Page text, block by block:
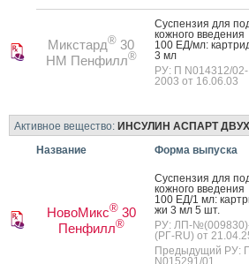
Микстард® 30
НМ Пенфилл®
Сус­пензия для
кожно­го вве­дения
100 ЕД/мл:
3 мл
РУ: П N014312/02-
2003 от 16.06.03
Активное вещество: ИНСУЛИН АСПАРТ
Название
Форма выпуска
НовоМикс®30
Пенфилл®
Сус­пензия для
кожно­го вве­дения
100 ЕД/1 мл:
жи 3 мл 5 шт.
РУ: ЛП-
(РГ-RU) от
Предыдущий РУ:
N015291/01